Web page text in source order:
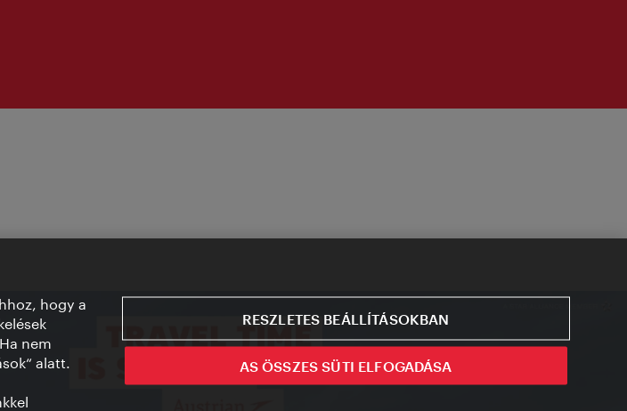
hogy a
nem
alatt.
RESZLETES BEÁLLÍTÁSOKBAN
AS ÖSSZES SÜTI ELFOGADÁSA